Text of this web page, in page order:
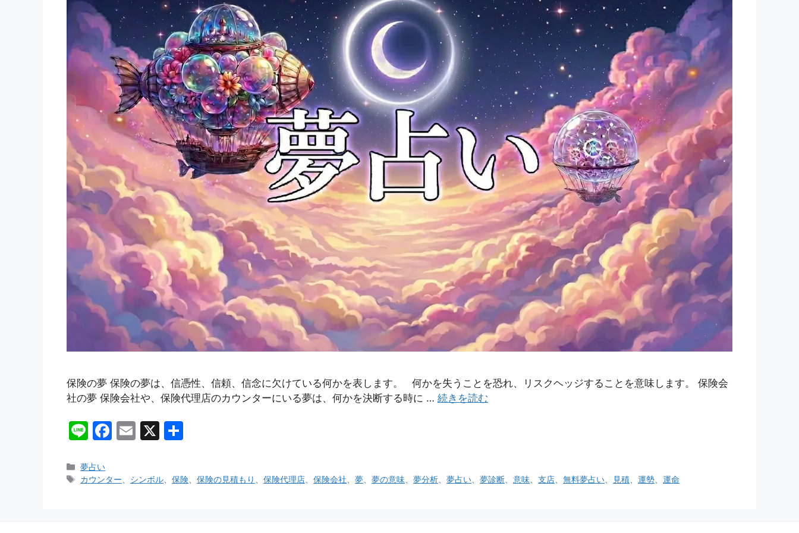
保険の夢 保険の夢は、信憑性、信頼、信念に欠けている何かを表します。 何かを失うことを恐れ、リスクヘッジすることを意味します。 保険会
社の夢 保険会社や、保険代理店のカウンターにいる夢は、何かを決断する時に … 続きを読む
Li
e
F
e
E
l
X
カ
テ
夢占い
タ
カウンター シンボル 、保険 、保険の見積もり 、保険代理店 、保険会社 、夢 、夢の意味 、夢分析 、夢占い 、夢診断 、意味 、支店 、無料夢占い 見積 、運勢 、運命